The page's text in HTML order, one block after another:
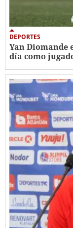
DEPORTES
Yan Diomande
día como